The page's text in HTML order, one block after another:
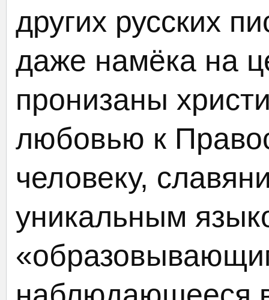
других русских
даже намёка на
пронизаны
любовью к
человеку,
уникальным